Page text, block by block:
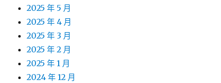
2025 年 5 月
2025 年 4 月
2025 年 3 月
2025 年 2 月
2025 年 1 月
2024 年 12 月